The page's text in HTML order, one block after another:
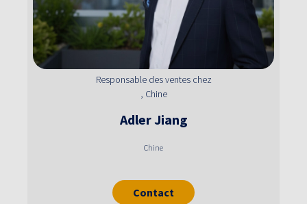
AdlerJiang
Responsable des ventes chez
, Chine
Chine
Contact